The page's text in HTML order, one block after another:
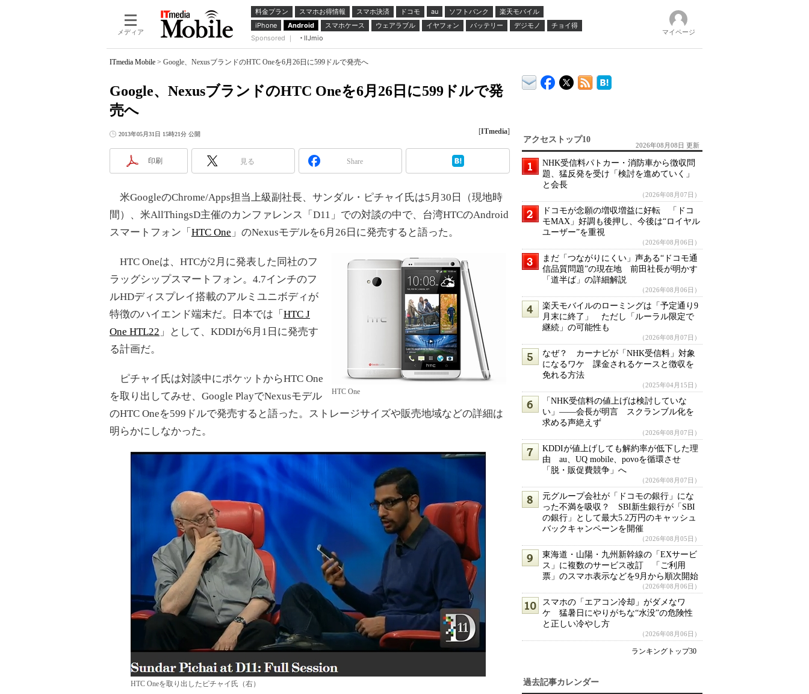
メディア
料金プラン スマホお得情報 スマホ決済 ドコモ au ソフトバンク
楽天モバイル
iPhone
Android スマホケース ウェアラブル イヤフォン バッテリー デジモノ
チョイ得
Sponsored ｜
IIJmio
マイページ
ITmedia Mobile > Google、NexusブランドのHTC Oneを6月26日に599ドルで発売へ
Google、NexusブランドのHTC Oneを6月26日に599ドルで発
売へ
2013年05月31日 15時21分 公開 [ITmedia]
印刷 見る Share
米GoogleのChrome/Apps担当上級副社長、サンダル・ピチャイ氏は5月30日（現地時
間）、米AllThingsD主催のカンファレンス「D11」での対談の中で、台湾HTCのAndroid
スマートフォン「 HTC One 」のNexusモデルを6月26日に発売すると語った。
HTC One
HTC Oneは、HTCが2月に発表した同社のフ
ラッグシップスマートフォン。4.7インチのフ
ルHDディスプレイ搭載のアルミユニボディが
特徴のハイエンド端末だ。日本では「 HTC J
One HTL22 」として、KDDIが6月1日に発売す
る計画だ。
ピチャイ氏は対談中にポケットからHTC One
を取り出してみせ、Google PlayでNexusモデル
のHTC Oneを599ドルで発売すると語った。ストレージサイズや販売地域などの詳細は
明らかにしなかった。
HTC Oneを取り出したピチャイ氏（右）
アクセストップ10
2026年08月08日 更新
NHK受信料パトカー・消防車から徴収問
題、猛反発を受け「検討を進めていく」
と会長
（2026年08月07日）
ドコモが念願の増収増益に好転 「ドコ
モMAX」好調も後押し、今後は“ロイヤル
ユーザー”を重視
（2026年08月06日）
まだ「つながりにくい」声ある“ドコモ通
信品質問題”の現在地 前田社長が明かす
「道半ば」の詳細解説
（2026年08月06日）
楽天モバイルのローミングは「予定通り9
月末に終了」 ただし「ルーラル限定で
継続」の可能性も
（2026年08月07日）
なぜ？ カーナビが「NHK受信料」対象
になるワケ 課金されるケースと徴収を
免れる方法
（2025年04月15日）
「NHK受信料の値上げは検討していな
い」――会長が明言 スクランブル化を
求める声絶えず
（2026年08月07日）
KDDIが値上げしても解約率が低下した理
由 au、UQ mobile、povoを循環させ
「脱・販促費競争」へ
（2026年08月07日）
元グループ会社が「ドコモの銀行」にな
った不満を吸収？ SBI新生銀行が「SBI
の銀行」として最大5.2万円のキャッシュ
バックキャンペーンを開催
（2026年08月05日）
東海道・山陽・九州新幹線の「EXサービ
ス」に複数のサービス改訂 「ご利用
票」のスマホ表示などを9月から順次開始
（2026年08月06日）
スマホの「エアコン冷却」がダメなワ
ケ 猛暑日にやりがちな“水没”の危険性
と正しい冷やし方
（2026年08月06日）
ランキングトップ30
過去記事カレンダー